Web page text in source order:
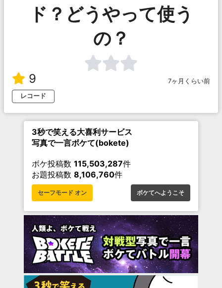
ド？どうやって使う
の？
9
7ヶ月くらい前
レコード
3秒で笑える大喜利サービス
写真で一言ボケて(bokete)
ボケ投稿数 115,503,287件
お題投稿数 8,106,760件
セーフモード オン ボケてへようこそ